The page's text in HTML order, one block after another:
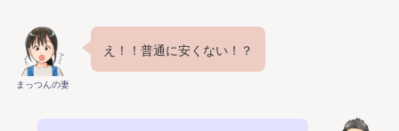
まっつんの妻
え！！普通に安くない！？